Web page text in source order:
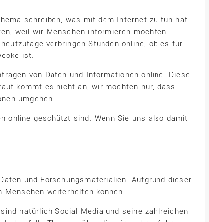
schreiben, was mit dem Internet zu tun hat.
weil wir Menschen informieren möchten.
verbringen Stunden online, ob es für
ist.
von Daten und Informationen online. Diese
kommt es nicht an, wir möchten nur, dass
umgehen.
online geschützt sind. Wenn Sie uns also damit
und Forschungsmaterialien. Aufgrund dieser
weiterhelfen können.
natürlich Social Media und seine zahlreichen